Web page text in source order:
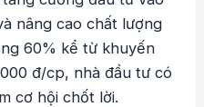
nâng cao chất lượng
60% kể từ khuyến
đ/cp, nhà đầu tư có
cơ hội chốt lời.